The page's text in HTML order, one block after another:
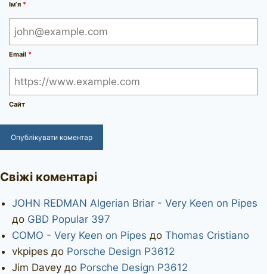
Ім’я *
Email *
Сайт
Свіжі коментарі
JOHN REDMAN Algerian Briar - Very Keen on Pipes
до GBD Popular 397
COMO - Very Keen on Pipes до Thomas Cristiano
vkpipes до Porsche Design P3612
Jim Davey до Porsche Design P3612